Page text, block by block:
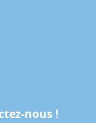
nous !